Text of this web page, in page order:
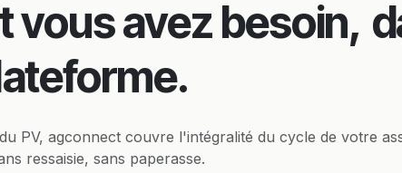
vous avez besoin,
PV, agconnect couvre l'intégralité du cycle de votre
ressaisie, sans paperasse.